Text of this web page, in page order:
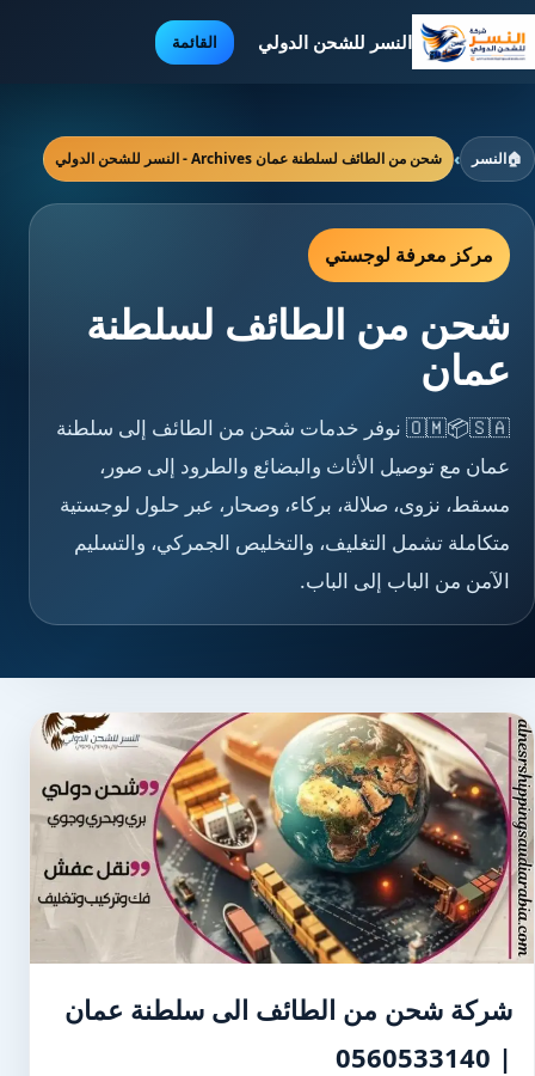
النسر للشحن الدولي القائمة
🏠النسر › شحن من الطائف لسلطنة عمان Archives - النسر للشحن الدولي
مركز معرفة لوجستي
شحن من الطائف لسلطنة
عمان
🇴🇲📦🇸🇦 نوفر خدمات شحن من الطائف إلى سلطنة
عمان مع توصيل الأثاث والبضائع والطرود إلى صور،
مسقط، نزوى، صلالة، بركاء، وصحار، عبر حلول لوجستية
متكاملة تشمل التغليف، والتخليص الجمركي، والتسليم
الآمن من الباب إلى الباب.
شركة شحن من الطائف الى سلطنة عمان
| 0560533140